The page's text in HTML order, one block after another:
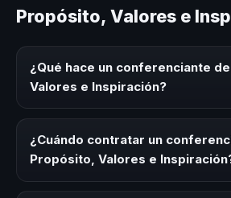
Propósito, Valores e
¿Qué hace un conferenciante
Valores e Inspiración?
un experto que comparte
experiencias sobre este tema en
convenciones y seminarios. Su
reflexión, inspiración y herramientas
¿Cuándo contratar un
Propósito, Valores e